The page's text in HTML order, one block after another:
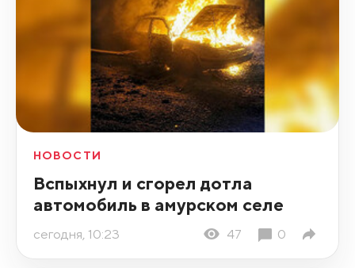
НОВОСТИ
Вспыхнул и сгорел дотла
автомобиль в амурском селе
сегодня, 10:23 47 0